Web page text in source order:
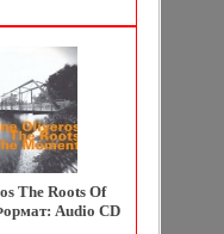
Исполнитель
The Roots Of
Audio CD